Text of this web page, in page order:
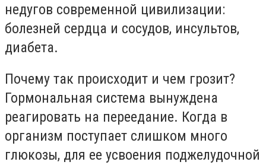
недугов современной цивилизации:
болезней сердца и сосудов, инсультов,
диабета.
Почему так происходит и чем грозит?
Гормональная система вынуждена
реагировать на переедание. Когда в
организм поступает слишком много
глюкозы, для ее усвоения поджелудочной